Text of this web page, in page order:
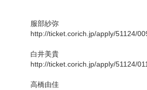
服部紗弥
http://ticket.corich.jp/apply/51124/
白井美貴
http://ticket.corich.jp/apply/51124/
高橋由佳